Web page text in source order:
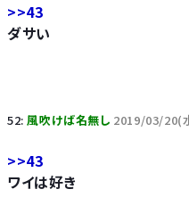
>>43
ダサい
52:風吹けば名無し 2019/03/20(
>>43
ワイは好き